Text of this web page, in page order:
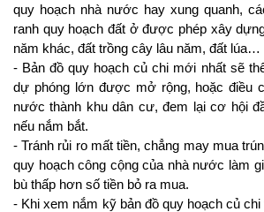
quy hoạch nhà nước hay xung quanh,
ranh quy hoạch đất ở được phép xây
năm khác, đất trồng cây lâu năm, đất lúa…
- Bản đồ quy hoạch củ chi mới nhất sẽ
dự phóng lớn được mở rộng, hoặc điều
nước thành khu dân cư, đem lại cơ hội
nếu nắm bắt.
- Tránh rủi ro mất tiền, chẳng may mua
quy hoạch công cộng của nhà nước làm
bù thấp hơn số tiền bỏ ra mua.
- Khi xem nắm kỹ bản đồ quy hoạch củ